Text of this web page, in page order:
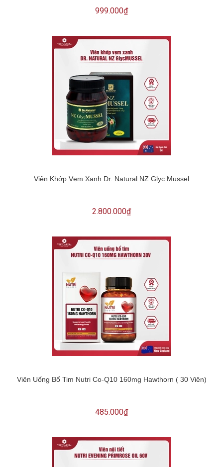
999.000₫
Viên Khớp Vẹm Xanh Dr. Natural NZ Glyc Mussel
2.800.000₫
Viên Uống Bổ Tim Nutri Co-Q10 160mg Hawthorn ( 30 Viên)
485.000₫